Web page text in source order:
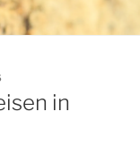
in